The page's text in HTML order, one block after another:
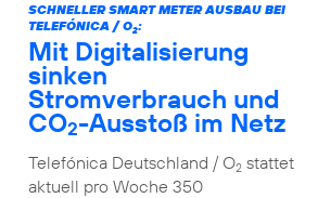
SCHNELLER SMART METER AUSBAU BEI
TELEFÓNICA / O2:
Mit Digitalisierung
sinken
Stromverbrauch und
CO2-Ausstoß im Netz
Telefónica Deutschland / O2stattet
aktuell pro Woche 350